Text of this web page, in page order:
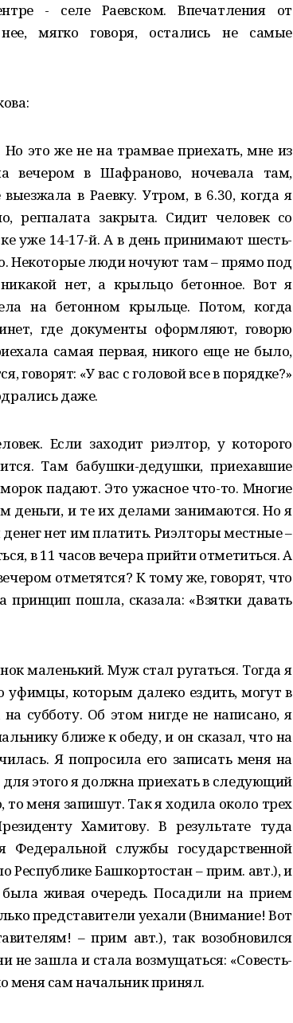
- селе Раевском. Впечатления от
мягко говоря, остались не самые
это же не на трамвае приехать, мне из
вечером в Шафраново, ночевала там,
в Раевку. Утром, в 6.30, когда я
регпалата закрыта. Сидит человек со
уже 14-17-й. А в день принимают шесть-
Некоторые люди ночуют там – прямо под
нет, а крыльцо бетонное. Вот я
на бетонном крыльце. Потом, когда
где документы оформляют, говорю
самая первая, никого еще не было,
«У вас с головой все в порядке?»
даже.
Если заходит риэлтор, у которого
Там бабушки-дедушки, приехавшие
падают. Это ужасное что-то. Многие
деньги, и те их делами занимаются. Но я
нет им платить. Риэлторы местные –
в 11 часов вечера прийти отметиться. А
отметятся? К тому же, говорят, что
пошла, сказала: «Взятки давать
маленький. Муж стал ругаться. Тогда я
уфимцы, которым далеко ездить, могут в
субботу. Об этом нигде не написано, я
ближе к обеду, и он сказал, что на
Я попросила его записать меня на
этого я должна приехать в следующий
то меня запишут. Так я ходила около трех
Хамитову. В результате туда
Федеральной службы государственной
Республике Башкортостан – прим. авт.), и
живая очередь. Посадили на прием
представители уехали (Внимание! Вот
– прим авт.), так возобновился
не зашла и стала возмущаться: «Совесть-
меня сам начальник принял.